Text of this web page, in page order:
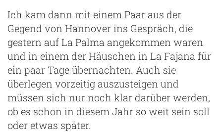
Ich kam dann mit einem Paar aus der
Gegend von Hannover ins Gespräch, die
gestern auf La Palma angekommen waren
und in einem der Häuschen in La Fajana für
ein paar Tage übernachten. Auch sie
überlegen vorzeitig auszusteigen und
müssen sich nur noch klar darüber werden,
ob es schon in diesem Jahr so weit sein soll
oder etwas später.